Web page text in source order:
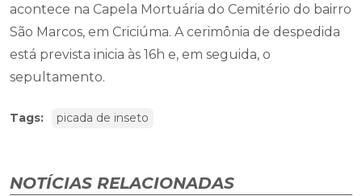
acontece na Capela Mortuária do Cemitério do bairro
São Marcos, em Criciúma. A cerimônia de despedida
está prevista inicia às 16h e, em seguida, o
sepultamento.
Tags: picada de inseto
NOTÍCIAS RELACIONADAS